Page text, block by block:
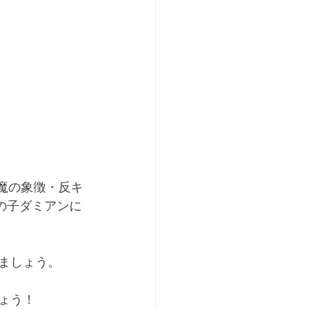
の象徴・反キ
子ダミアンに
しょう。
う！